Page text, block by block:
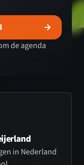
de agenda
in Nederland